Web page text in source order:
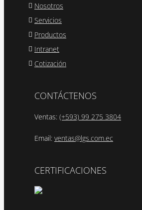
Nosotros
Servicios
Productos
Intranet
Cotización
CONTÁCTENOS
Ventas: (+593) 99 275 3804
Email: ventas@lgs.com.ec
CERTIFICACIONES